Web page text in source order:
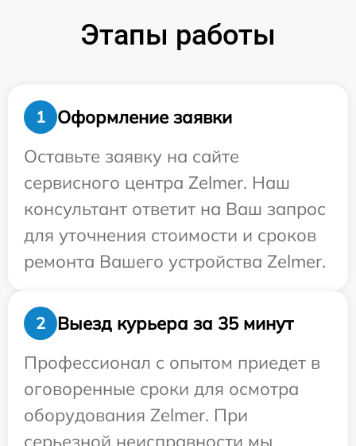
Этапы работы
1
Оформление заявки
Оставьте заявку на сайте
сервисного центра Zelmer. Наш
консультант ответит на Ваш запрос
для уточнения стоимости и сроков
ремонта Вашего устройства Zelmer.
2
Выезд курьера за 35 минут
Профессионал с опытом приедет в
оговоренные сроки для осмотра
оборудования Zelmer. При
серьезной неисправности мы